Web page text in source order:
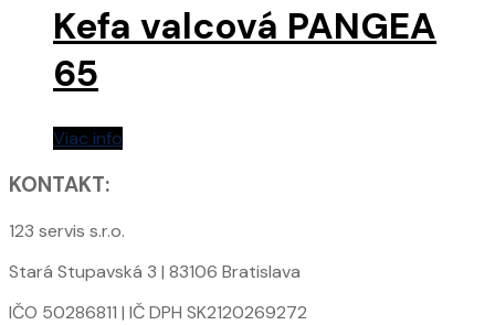
Kefa valcová PANGEA
65
Viac info
KONTAKT:
123 servis s.r.o.
Stará Stupavská 3 | 83106 Bratislava
IČO 50286811 | IČ DPH SK2120269272